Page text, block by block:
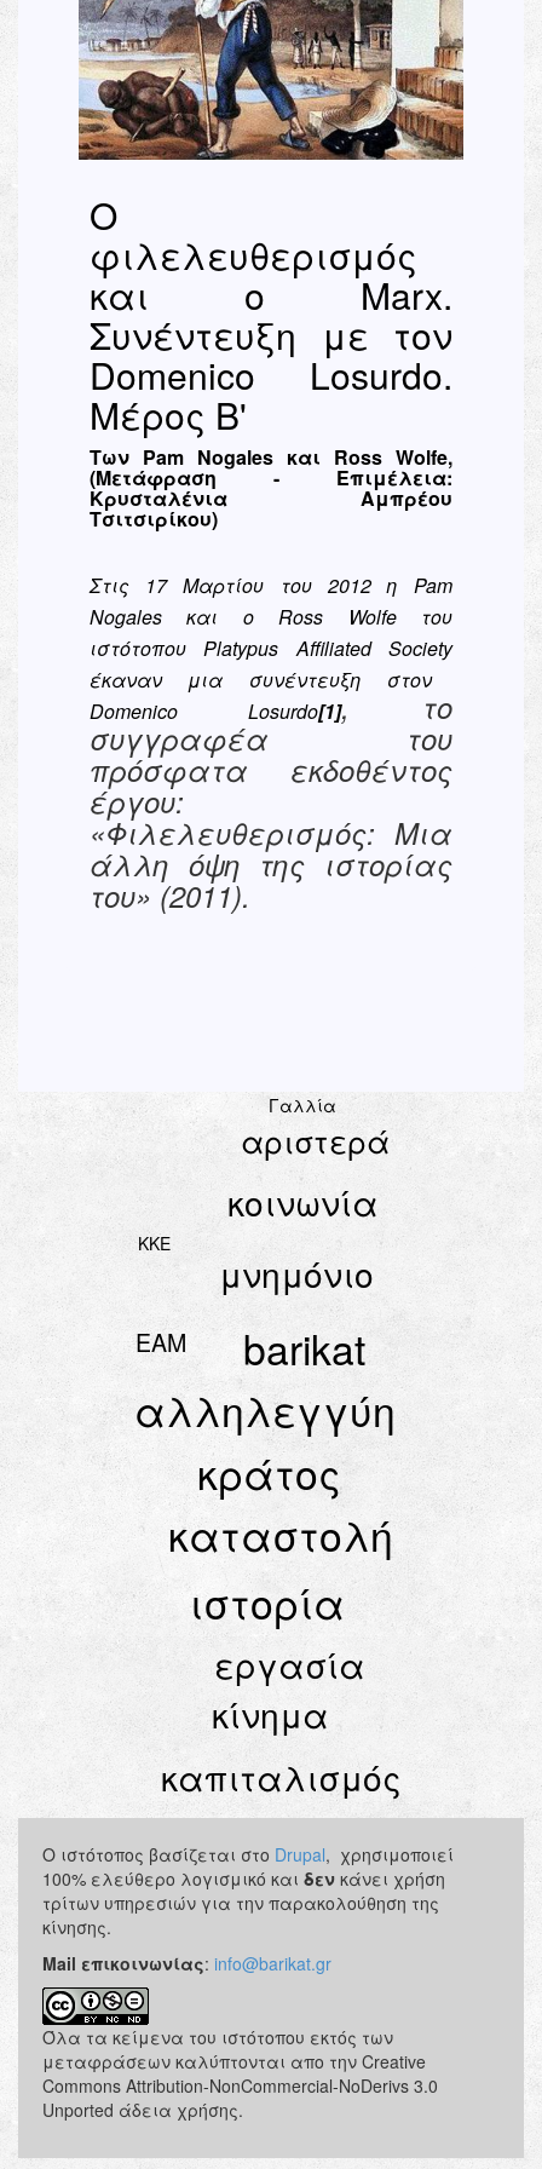
Ο
φιλελευθερισμός
και ο Marx.
Συνέντευξη με τον
Domenico Losurdo.
Μέρος Β'
Των Pam Nogales και Ross Wolfe,
(Μετάφραση - Επιμέλεια:
Κρυσταλένια Αμπρέου
Τσιτσιρίκου)
Στις 17 Μαρτίου του 2012 η Pam
Nogales και ο Ross Wolfeτου
ιστότοπου Platypus Affiliated
Society
έκαναν μια συνέντευξη στον
Domenico
Losurdo[1], το
συγγραφέα του
πρόσφατα εκδοθέντος
έργου:
«Φιλελευθερισμός: Μια
άλλη όψη της ιστορίας
του» (2011).
κράτος
αλληλεγγύη
καταστολή
ιστορία
barikat
μνημόνιο
εργασία
κίνημα
κοινωνία
καπιταλισμός
αριστερά
ΕΑΜ
Γαλλία
ΚΚΕ
Ο ιστότοπος βασίζεται στο Drupal, χρησιμοποιεί
100% ελεύθερο λογισμικό και δεν κάνει χρήση
τρίτων υπηρεσιών για την παρακολούθηση της
κίνησης.
Mail επικοινωνίας: info@barikat.gr
Όλα τα κείμενα του ιστότοπου εκτός των
μεταφράσεων καλύπτονται απο την Creative
Commons Attribution-NonCommercial-NoDerivs 3.0
Unported άδεια χρήσης.